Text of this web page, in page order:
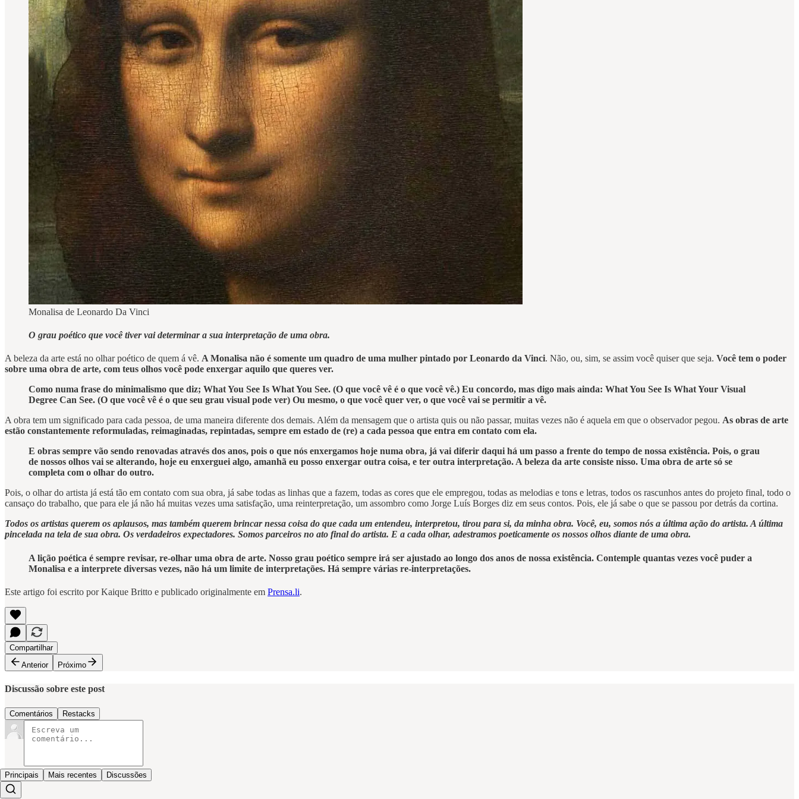
Monalisa de Leonardo Da Vinci
O grau poético que você tiver vai determinar a sua interpretação de uma obra.
A beleza da arte está no olhar poético de quem á vê. A Monalisa não é somente um quadro de uma mulher pintado por Leonardo da Vinci. Não, ou, sim, se assim você quiser que seja. Você tem o poder
sobre uma obra de arte, com teus olhos você pode enxergar aquilo que queres ver.
Como numa frase do minimalismo que diz; What You See Is What You See. (O que você vê é o que você vê.) Eu concordo, mas digo mais ainda: What You See Is What Your Visual
Degree Can See. (O que você vê é o que seu grau visual pode ver) Ou mesmo, o que você quer ver, o que você vai se permitir a vê.
A obra tem um significado para cada pessoa, de uma maneira diferente dos demais. Além da mensagem que o artista quis ou não passar, muitas vezes não é aquela em que o observador pegou. As obras de arte
estão constantemente reformuladas, reimaginadas, repintadas, sempre em estado de (re) a cada pessoa que entra em contato com ela.
E obras sempre vão sendo renovadas através dos anos, pois o que nós enxergamos hoje numa obra, já vai diferir daqui há um passo a frente do tempo de nossa existência. Pois, o grau
de nossos olhos vai se alterando, hoje eu enxerguei algo, amanhã eu posso enxergar outra coisa, e ter outra interpretação. A beleza da arte consiste nisso. Uma obra de arte só se
completa com o olhar do outro.
Pois, o olhar do artista já está tão em contato com sua obra, já sabe todas as linhas que a fazem, todas as cores que ele empregou, todas as melodias e tons e letras, todos os rascunhos antes do projeto final, todo o
cansaço do trabalho, que para ele já não há muitas vezes uma satisfação, uma reinterpretação, um assombro como Jorge Luís Borges diz em seus contos. Pois, ele já sabe o que se passou por detrás da cortina.
Todos os artistas querem os aplausos, mas também querem brincar nessa coisa do que cada um entendeu, interpretou, tirou para si, da minha obra. Você, eu, somos nós a última ação do artista. A última
pincelada na tela de sua obra. Os verdadeiros expectadores. Somos parceiros no ato final do artista. E a cada olhar, adestramos poeticamente os nossos olhos diante de uma obra.
A lição poética é sempre revisar, re-olhar uma obra de arte. Nosso grau poético sempre irá ser ajustado ao longo dos anos de nossa existência. Contemple quantas vezes você puder a
Monalisa e a interprete diversas vezes, não há um limite de interpretações. Há sempre várias re-interpretações.
Este artigo foi escrito por Kaique Britto e publicado originalmente em Prensa.li.
Compartilhar
Anterior
Próximo
Discussão sobre este post
Comentários Restacks
Principais Mais recentes Discussões